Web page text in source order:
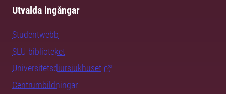
Utvalda ingångar
Studentwebb
SLU-biblioteket
Universitetsdjursjukhuset
Centrumbildningar